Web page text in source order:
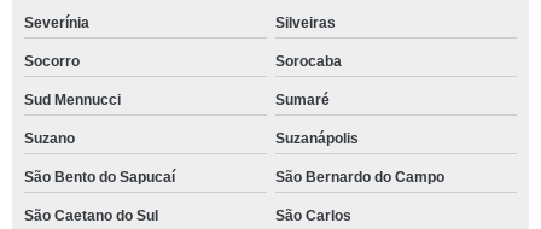
Severínia Silveiras
Socorro Sorocaba
Sud Mennucci Sumaré
Suzano Suzanápolis
São Bento do Sapucaí São Bernardo do Campo
São Caetano do Sul São Carlos